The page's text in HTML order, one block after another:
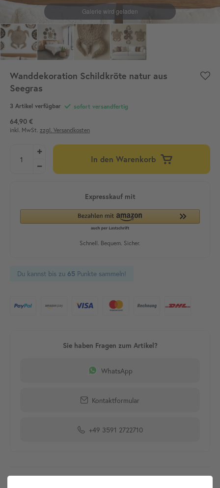
Wanddekoration Schildkröte natur aus
Seegras
3 Artikel verfügbar sofort versandfertig
64,90 €
inkl. MwSt. zzgl. Versandkosten
In den Warenkorb
Du kannst bis zu 65 Punkte sammeln!
WhatsApp
Kontaktformular
+49 3591 2722710